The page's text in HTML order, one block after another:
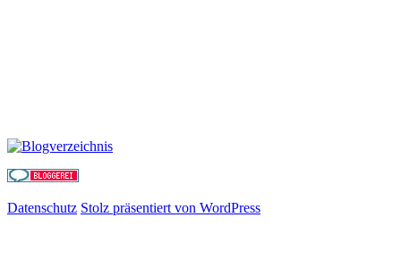
Datenschutz Stolz präsentiert von WordPress